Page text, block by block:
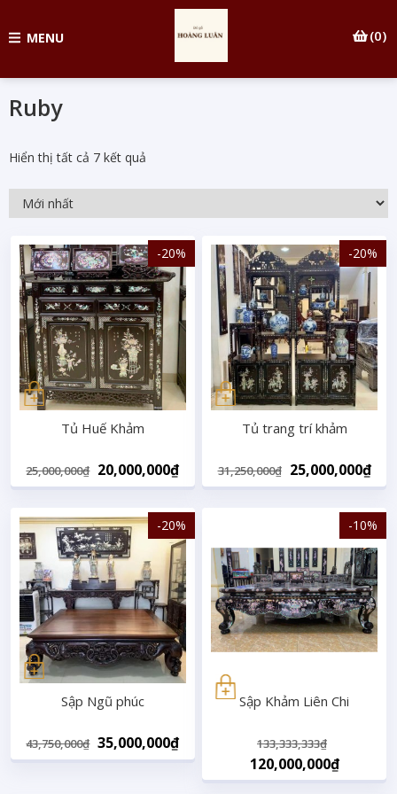
(0)
MENU
Ruby
Hiển thị tất cả 7 kết quả
-20%
Tủ Huế Khảm
25,000,000₫ Original
price
25,000,000₫.
20,000,000₫Current
price
is:
20,000,000₫.
-20%
Tủ trang trí khảm
31,250,000₫ Original
price
31,250,000₫.
25,000,000₫
is:
-20%
Sập Ngũ phúc
43,750,000₫ Original
price
35,000,000₫Current
price
-10%
Sập Khảm Liên Chi
133,333,333₫
price
was:
120,000,000₫Current
price